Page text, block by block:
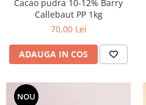
Cacao pudra 10-12% Barry
Callebaut PP 1kg
70,00 Lei
ADAUGA IN COS
NOU